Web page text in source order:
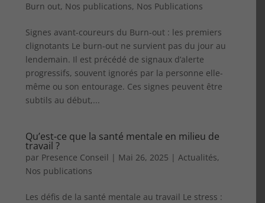
Burn out, Nos publications, Nos Publications
Signes avant-coureurs du Burn-out : les premiers
clignotants Le burn-out ne survient pas du jour au
lendemain. Il est précédé de signaux d’alerte
progressifs, souvent ignorés par la personne elle-
même ou son entourage. Ces signes peuvent être
subtils au début,...
Qu’est-ce que la santé mentale en milieu de
travail ?
par Presence Conseil | Mai 26, 2025 |Actualités,
Nos publications
Les défis de la santé mentale au travail Le stress :